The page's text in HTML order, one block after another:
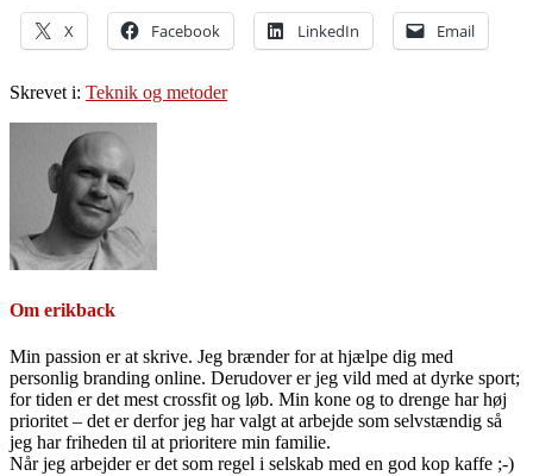
X Facebook LinkedIn Email
Skrevet i: Teknik og metoder
Om erikback
Min passion er at skrive. Jeg brænder for at hjælpe dig med
personlig branding online. Derudover er jeg vild med at dyrke sport;
for tiden er det mest crossfit og løb. Min kone og to drenge har høj
prioritet – det er derfor jeg har valgt at arbejde som selvstændig så
jeg har friheden til at prioritere min familie.
Når jeg arbejder er det som regel i selskab med en god kop kaffe ;-)